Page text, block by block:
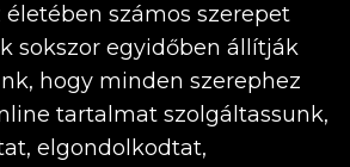
számos szerepet
sokszor egyidőben állítják
hogy minden szerephez
tartalmat szolgáltassunk,
elgondolkodtat,